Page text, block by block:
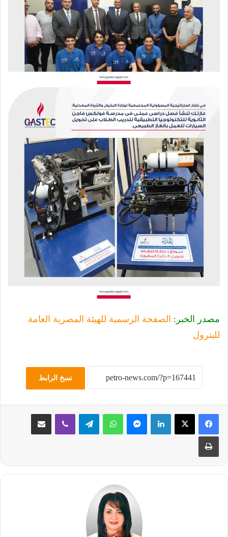
مصدر الخبر: الصفحة الرسمية للهيئة المصرية العامة
للبترول
نسخ الرابط
لينكدإن ماسنجر واتساب تيلقرام ڤايبر مشاركة عبر البريد
طباعة